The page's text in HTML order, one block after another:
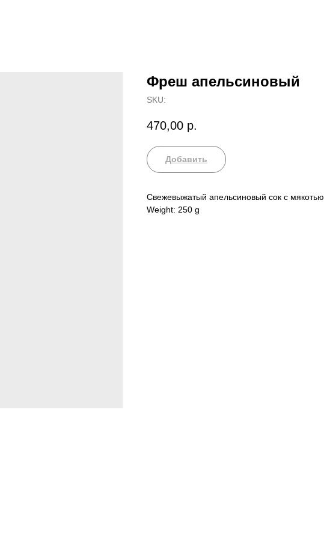
Фреш апельсиновый
SKU:
470,00 р.
Добавить
Свежевыжатый апельсиновый сок с мякотью
Weight: 250 g